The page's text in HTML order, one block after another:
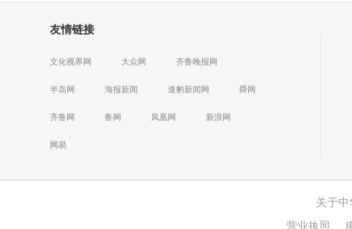
友情链接
文化视界网 大众网 齐鲁晚报网
半岛网 海报新闻 速豹新闻网 舜网
齐鲁网 鲁网 凤凰网 新浪网
网易
关于中
营业执照